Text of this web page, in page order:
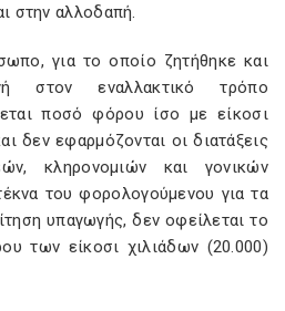
στην αλλοδαπή.
για το οποίο ζητήθηκε και
στον εναλλακτικό τρόπο
ποσό φόρου ίσο με είκοσι
δεν εφαρμόζονται οι διατάξεις
κληρονομιών και γονικών
του φορολογούμενου για τα
υπαγωγής, δεν οφείλεται το
των είκοσι χιλιάδων (20.000)